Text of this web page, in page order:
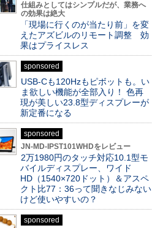
仕組みとしてはシンプルだが、業務へ
の効果は絶大
「現場に行くのが当たり前」を変
えたアズビルのリモート調整 効
果はプライスレス
sponsored
USB-Cも120Hzもピボットも。い
ま欲しい機能が全部入り！ 色再
現が美しい23.8型ディスプレーが
新定番になる
sponsored
JN-MD-IPST101WHDをレビュー
2万1980円のタッチ対応10.1型モ
バイルディスプレー、ワイド
HD（1540×720ドット）＆アスペ
クト比77：36って聞きなじみない
けど使いやすいの？
sponsored